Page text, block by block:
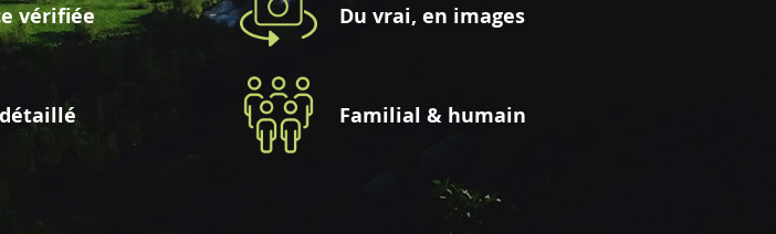
vérifiée Du vrai, en images
Familial & humain